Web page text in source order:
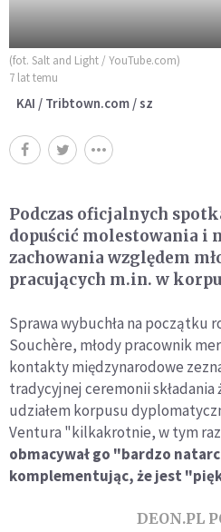
(fot. Salt and Light / YouTube.com)
7 lat temu
KAI / Tribtown.com / sz
Podczas oficjalnych
dopuścić molestowania i
zachowania względem
pracujących m.in. w
Sprawa wybuchła na początku
Souchère, młody pracownik
kontakty międzynarodowe
tradycyjnej ceremonii składania
udziałem korpusu
Ventura "kilkakrotnie, w tym
obmacywał go "bardzo
komplementując, że jest
DEON.PL